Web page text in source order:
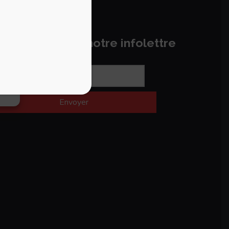
vous à notre infolettre
Envoyer